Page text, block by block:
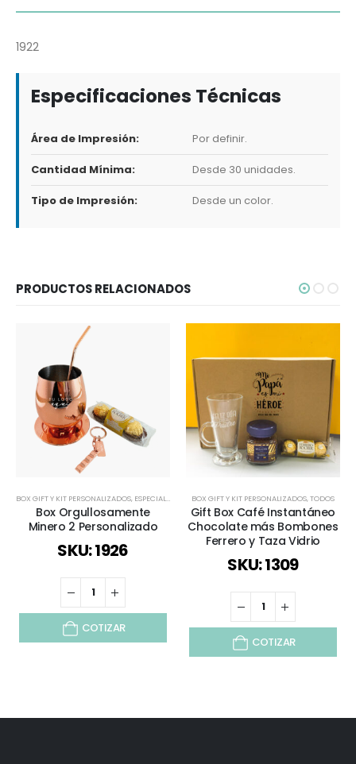
1922
Especificaciones Técnicas
Área de Impresión: Por definir.
Cantidad Mínima: Desde 30 unidades.
Tipo de Impresión: Desde un color.
PRODUCTOS RELACIONADOS
BOX GIFT Y KIT PERSONALIZADOS, ESPECIAL DÍA DEL MINERO ,REGALOS COBRIZADOS,REGALOS
Box Orgullosamente
Minero 2 Personalizado
SKU: 1926
COTIZAR
BOX GIFT Y KIT PERSONALIZADOS,TODOS
Gift Box Café Instantáneo
Chocolate más Bombones
Ferrero y Taza Vidrio
SKU: 1309
COTIZAR